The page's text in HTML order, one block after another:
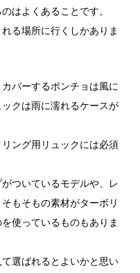
はよくあることです。
る場所に行くしかありま
バーするポンチョは風に
クは雨に濡れるケースが
ング用リュックには必須
ついているモデルや、レ
もそもの素材がターボリ
使っているものもありま
選ばれるとよいかと思い